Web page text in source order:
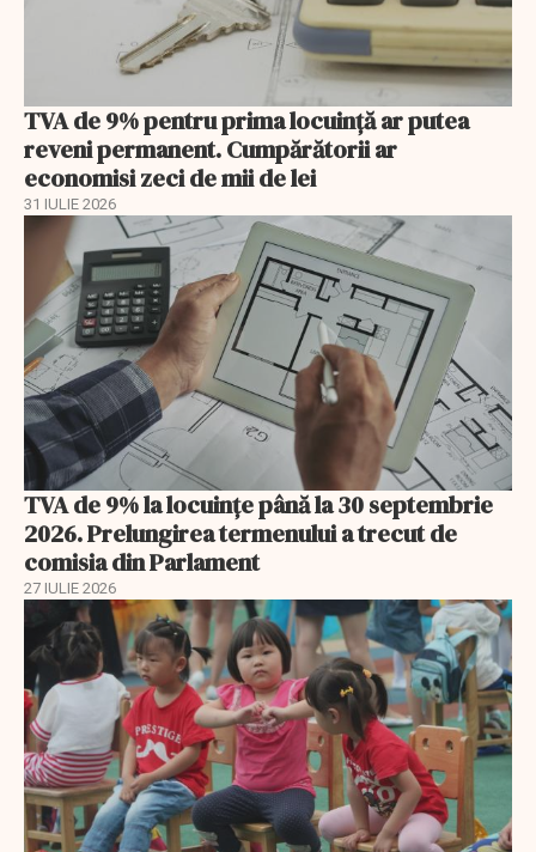
TVA de 9% pentru prima locuință ar putea
reveni permanent. Cumpărătorii ar
economisi zeci de mii de lei
31 IULIE 2026
TVA de 9% la locuințe până la 30 septembrie
2026. Prelungirea termenului a trecut de
comisia din Parlament
27 IULIE 2026